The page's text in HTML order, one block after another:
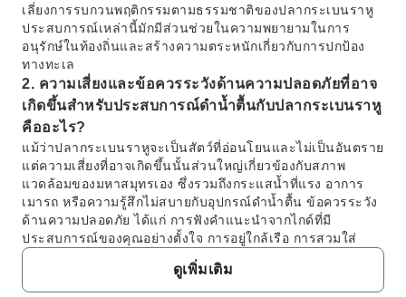
เลี่ยงการรบกวนพฤติกรรมตามธรรมชาติของปลากระเบนราหู
ประสบการณ์เหล่านี้มักมีส่วนช่วยในความพยายามในการ
อนุรักษ์ในท้องถิ่นและสร้างความตระหนักเกี่ยวกับการปกป้อง
ทางทะเล
2. ความเสี่ยงและข้อควรระวังด้านความปลอดภัยที่อาจ
เกิดขึ้นสำหรับประสบการณ์ดำน้ำตื้นกับปลากระเบนราหู
คืออะไร?
แม้ว่าปลากระเบนราหูจะเป็นสัตว์ที่อ่อนโยนและไม่เป็นอันตราย
แต่ความเสี่ยงที่อาจเกิดขึ้นนั้นส่วนใหญ่เกี่ยวข้องกับสภาพ
แวดล้อมของมหาสมุทรเอง ซึ่งรวมถึงกระแสน้ำที่แรง อาการ
เมารถ หรือความรู้สึกไม่สบายกับอุปกรณ์ดำน้ำตื้น ข้อควรระวัง
ด้านความปลอดภัย ได้แก่ การฟังคำแนะนำจากไกด์ที่มี
ประสบการณ์ของคุณอย่างตั้งใจ การอยู่ใกล้เรือ การสวมใส่
อุปกรณ์ช่วยลอยน้ำที่จัดเตรียมไว้ให้หากจำเป็น และการรักษา
ระยะห่างที่ปลอดภัยจากสัตว์ทะเลเสมอ ผู้ให้บริการยังมีการ
บรรยายสรุปด้านความปลอดภัยอย่างละเอียด
ดูเพิ่มเติม